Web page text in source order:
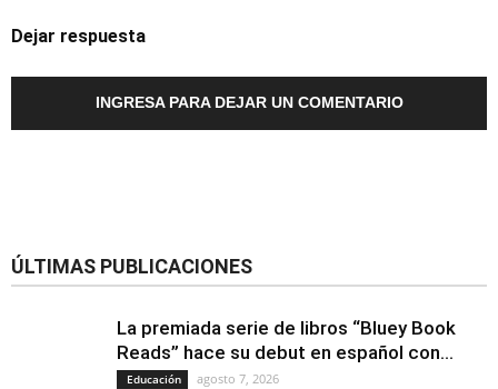
Dejar respuesta
INGRESA PARA DEJAR UN COMENTARIO
ÚLTIMAS PUBLICACIONES
La premiada serie de libros “Bluey Book
Reads” hace su debut en español con...
Educación agosto 7, 2026